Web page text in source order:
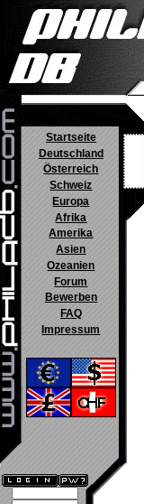
Startseite
Deutschland
Österreich
Schweiz
Europa
Afrika
Amerika
Asien
Ozeanien
Forum
Bewerben
FAQ
Impressum